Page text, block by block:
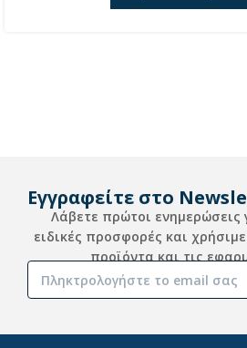
Εγγραφείτε στο
Λάβετε πρώτοι ενημερώσεις
ειδικές προσφορές και
προϊόντα και τις